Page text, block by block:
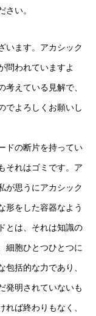
さい。
います。アカシック
問われていますよ
えている見解で、
でよろしくお願いし
ドの断片を持ってい
それはゴミです。ア
が思うにアカシック
形をした容器なよう
とは、それは知識の
細胞ひとつひとつに
括的な力であり、
発明されていないも
ば終わりもなく、